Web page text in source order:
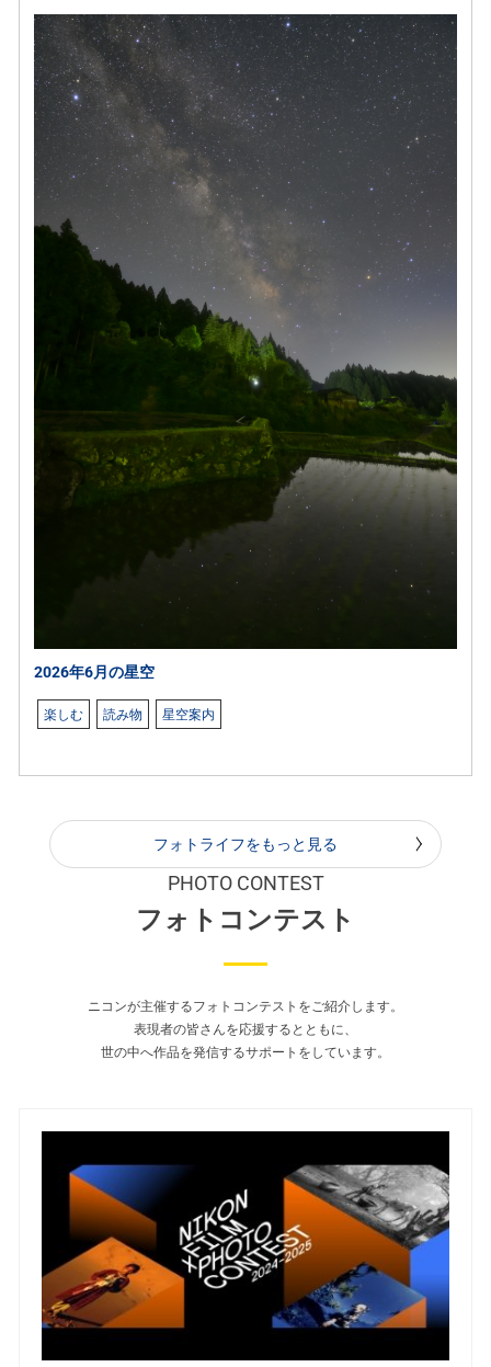
2026年6月の星空
楽しむ 読み物 星空案内
フォトライフをもっと見る
PHOTO CONTEST
フォトコンテスト
ニコンが主催するフォトコンテストをご紹介します。
表現者の皆さんを応援するとともに、
世の中へ作品を発信するサポートをしています。